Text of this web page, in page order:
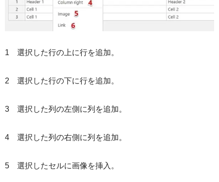
1 選択した行の上に行を追加。
2 選択した行の下に行を追加。
3 選択した列の左側に列を追加。
4 選択した列の右側に列を追加。
5 選択したセルに画像を挿入。